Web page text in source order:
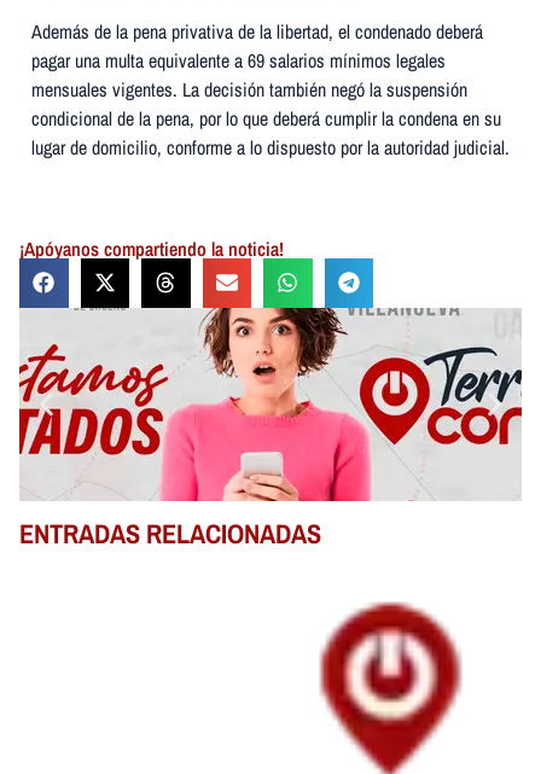
Además de la pena privativa de la libertad, el condenado deberá
pagar una multa equivalente a 69 salarios mínimos legales
mensuales vigentes. La decisión también negó la suspensión
condicional de la pena, por lo que deberá cumplir la condena en su
lugar de domicilio, conforme a lo dispuesto por la autoridad judicial.
¡Apóyanos compartiendo la noticia!
ENTRADAS RELACIONADAS